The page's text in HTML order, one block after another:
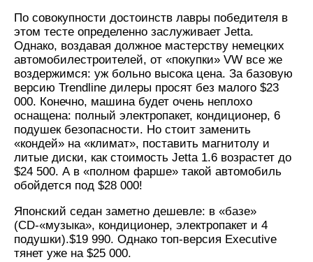
По совокупности достоинств лавры победителя в
этом тесте определенно заслуживает Jetta.
Однако, воздавая должное мастерству немецких
автомобилестроителей, от «покупки» VW все же
воздержимся: уж больно высока цена. За базовую
версию Trendline дилеры просят без малого $23
000. Конечно, машина будет очень неплохо
оснащена: полный электропакет, кондиционер, 6
подушек безопасности. Но стоит заменить
«кондей» на «климат», поставить магнитолу и
литые диски, как стоимость Jetta 1.6 возрастет до
$24 500. А в «полном фарше» такой автомобиль
обойдется под $28 000!
Японский седан заметно дешевле: в «базе»
(CD-«музыка», кондиционер, электропакет и 4
подушки).$19 990. Однако топ-версия Executive
тянет уже на $25 000.